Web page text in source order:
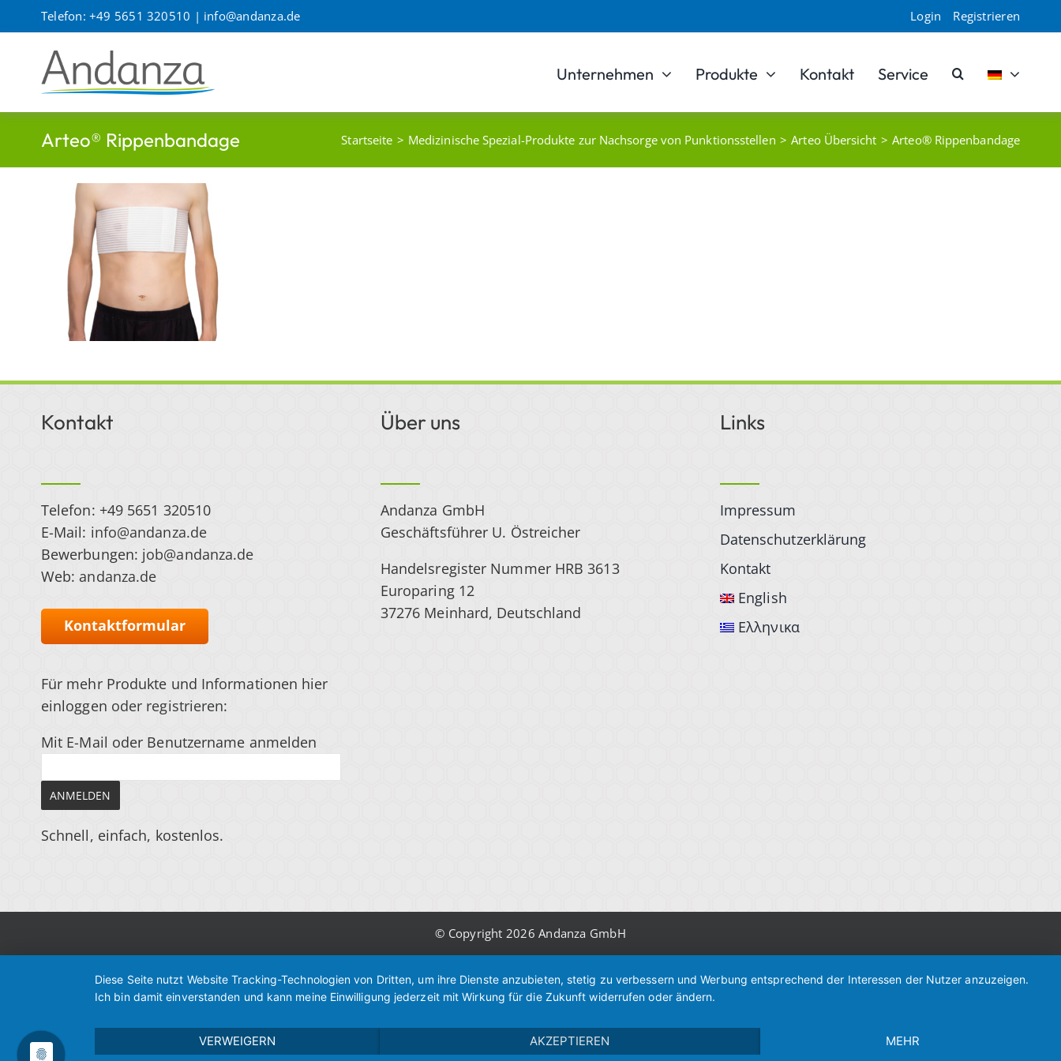
Inhalt
springen
Telefon: +49 5651 320510 | info@andanza.de Login Registrieren
Unternehmen Produkte Kontakt Service
Arteo® Rippenbandage Startseite Medizinische Spezial-Produkte zur Nachsorge von Punktionsstellen Arteo Übersicht Arteo® Rippenbandage
Kontakt
Telefon: +49 5651 320510
E-Mail: info@andanza.de
Bewerbungen: job@andanza.de
Web:andanza.de
Kontaktformular
Für mehr Produkte und Informationen hier
einloggen oder registrieren:
Mit E-Mail oder Benutzername anmelden
Schnell, einfach, kostenlos.
Über uns
Andanza GmbH
Geschäftsführer U. Östreicher
Handelsregister Nummer HRB 3613
Europaring 12
37276 Meinhard, Deutschland
Links
Impressum
Datenschutzerklärung
Kontakt
English
Ελληνικα
© Copyright 2026 Andanza GmbH
Diese Seite nutzt Website Tracking-Technologien von Dritten, um ihre Dienste anzubieten, stetig zu verbessern und Werbung entsprechend der Interessen der Nutzer anzuzeigen.
Ich bin damit einverstanden und kann meine Einwilligung jederzeit mit Wirkung für die Zukunft widerrufen oder ändern.
VERWEIGERN AKZEPTIEREN MEHR